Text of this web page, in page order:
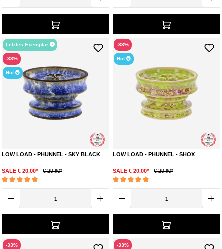
Letztes Exemplar
-33%
Hot
LOW LOAD - PHUNNEL - SKY BLACK
SALE € 20,00* € 29,90*
Durchschnittliche Bewertung von 4.9 von 5 Sternen
-33%
Hot
LOW LOAD - PHUNNEL - SHOX
SALE € 20,00* € 29,90*
Durchschnittliche Bewertung von 4.9 von 5
-33% -33%